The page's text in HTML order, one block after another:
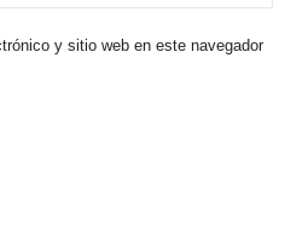
y sitio web en este navegador